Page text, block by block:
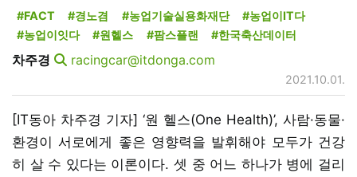
#FACT #경노겸 #농업기술실용화재단
#농업이IT다
#농업이잇다
#원헬스 #팜스플랜 #한국축산데이터
차주경 racingcar@itdonga.com
2021.10.01.
[IT동아 차주경 기자] ‘원 헬스(One Health)’, 사람·동물·
환경이 서로에게 좋은 영향력을 발휘해야 모두가 건강
히 살 수 있다는 이론이다. 셋 중 어느 하나가 병에 걸리